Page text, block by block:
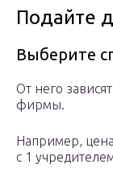
Подайте
Выберите
От него
фирмы.
Например,
с 1